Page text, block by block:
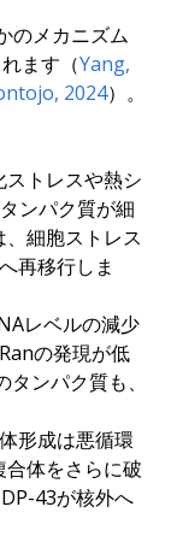
のメカニズム
ます（Yang,
2024）。
トレスや熱シ
ンパク質が細
細胞ストレス
再移行しま
レベルの減少
の発現が低
ンパク質も、
形成は悪循環
体をさらに破
43が核外へ